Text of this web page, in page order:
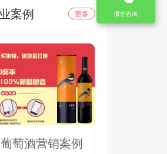
微信咨询
案例 更多
萄酒营销案例